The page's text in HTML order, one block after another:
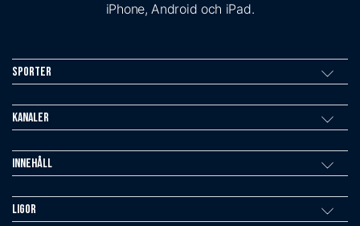
iPhone, Android och iPad.
Sporter
Kanaler
Innehåll
Ligor